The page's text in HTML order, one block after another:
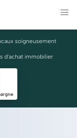
soigneusement
d'achat immobilier